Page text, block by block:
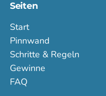
Seiten
Start
Pinnwand
Schritte & Regeln
Gewinne
FAQ